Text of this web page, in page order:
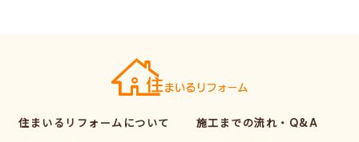
住まいるリフォームについて
施工までの流れ・Q&A